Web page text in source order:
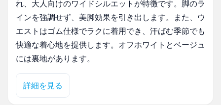
れ、大人向けのワイドシルエットが特徴です。脚のラ
インを強調せず、美脚効果を引き出します。また、ウ
エストはゴム仕様でラクに着用でき、汗ばむ季節でも
快適な着心地を提供します。オフホワイトとベージュ
には裏地があります。
詳細を見る